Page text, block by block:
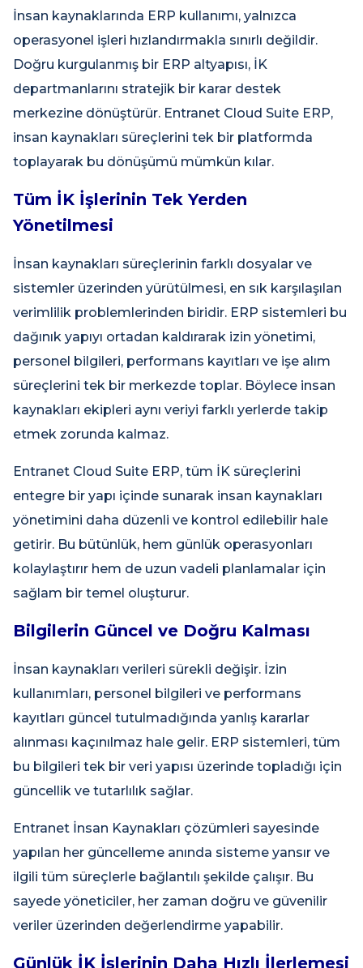
İnsan kaynaklarında ERP kullanımı, yalnızca
operasyonel işleri hızlandırmakla sınırlı değildir.
Doğru kurgulanmış bir ERP altyapısı, İK
departmanlarını stratejik bir karar destek
merkezine dönüştürür. Entranet Cloud Suite ERP,
insan kaynakları süreçlerini tek bir platformda
toplayarak bu dönüşümü mümkün kılar.
Tüm İK İşlerinin Tek Yerden
Yönetilmesi
İnsan kaynakları süreçlerinin farklı dosyalar ve
sistemler üzerinden yürütülmesi, en sık karşılaşılan
verimlilik problemlerinden biridir. ERP sistemleri bu
dağınık yapıyı ortadan kaldırarak izin yönetimi,
personel bilgileri, performans kayıtları ve işe alım
süreçlerini tek bir merkezde toplar. Böylece insan
kaynakları ekipleri aynı veriyi farklı yerlerde takip
etmek zorunda kalmaz.
Entranet Cloud Suite ERP, tüm İK süreçlerini
entegre bir yapı içinde sunarak insan kaynakları
yönetimini daha düzenli ve kontrol edilebilir hale
getirir. Bu bütünlük, hem günlük operasyonları
kolaylaştırır hem de uzun vadeli planlamalar için
sağlam bir temel oluşturur.
Bilgilerin Güncel ve Doğru Kalması
İnsan kaynakları verileri sürekli değişir. İzin
kullanımları, personel bilgileri ve performans
kayıtları güncel tutulmadığında yanlış kararlar
alınması kaçınılmaz hale gelir. ERP sistemleri, tüm
bu bilgileri tek bir veri yapısı üzerinde topladığı için
güncellik ve tutarlılık sağlar.
Entranet İnsan Kaynakları çözümleri sayesinde
yapılan her güncelleme anında sisteme yansır ve
ilgili tüm süreçlerle bağlantılı şekilde çalışır. Bu
sayede yöneticiler, her zaman doğru ve güvenilir
veriler üzerinden değerlendirme yapabilir.
Günlük İK İşlerinin Daha Hızlı İlerlemesi